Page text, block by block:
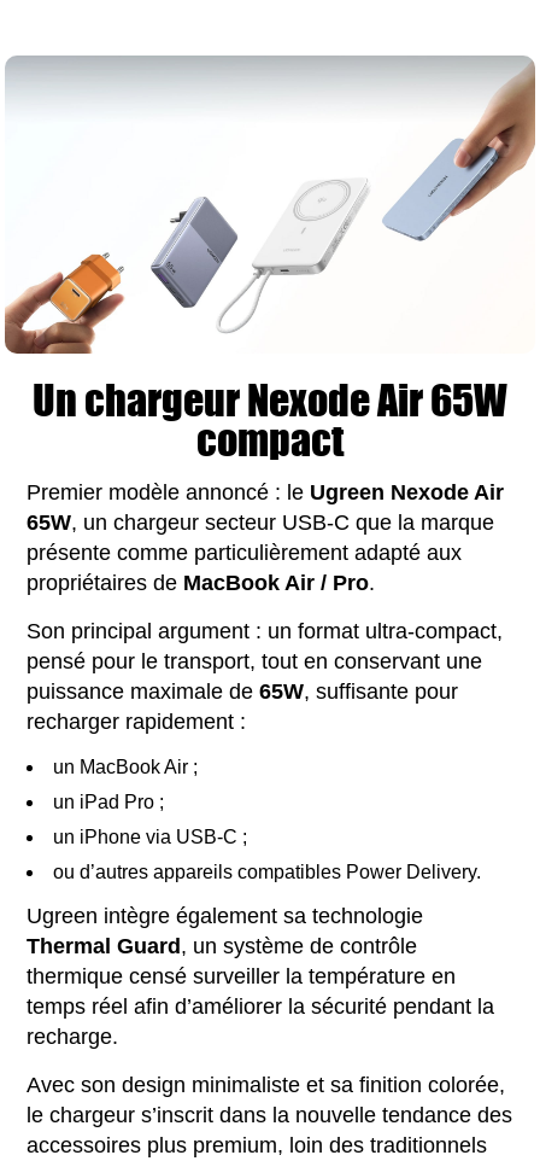
Un chargeur Nexode Air 65W
compact
Premier modèle annoncé : le Ugreen Nexode Air
65W, un chargeur secteur USB-C que la marque
présente comme particulièrement adapté aux
propriétaires de MacBook Air / Pro.
Son principal argument : un format ultra-compact,
pensé pour le transport, tout en conservant une
puissance maximale de65W, suffisante pour
recharger rapidement :
un MacBook Air ;
un iPad Pro ;
un iPhone via USB-C ;
ou d’autres appareils compatibles Power Delivery.
Ugreen intègre également sa technologie
Thermal Guard, un système de contrôle
thermique censé surveiller la température en
temps réel afin d’améliorer la sécurité pendant la
recharge.
Avec son design minimaliste et sa finition colorée,
le chargeur s’inscrit dans la nouvelle tendance des
accessoires plus premium, loin des traditionnels